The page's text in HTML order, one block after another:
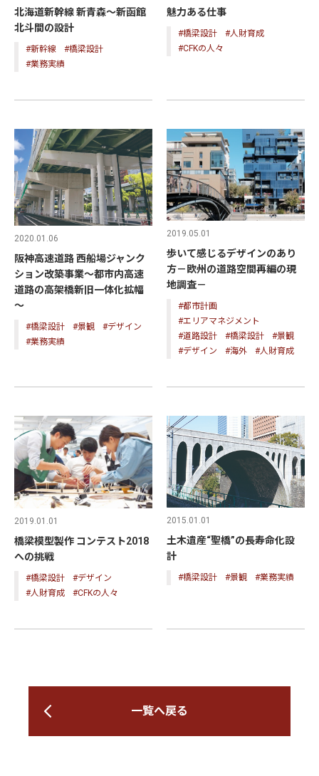
北海道新幹線 新青森～新函館
北斗間の設計
#新幹線
#橋梁設計
#業務実績
魅力ある仕事
#橋梁設計
#人財育成
#CFKの人々
2020.01.06
阪神高速道路 西船場ジャンク
ション改築事業～都市内高速
道路の高架橋新旧一体化拡幅
～
#橋梁設計 #景観
#デザイン
#業務実績
2019.05.01
歩いて感じるデザインのあり
方－欧州の道路空間再編の現
地調査－
#都市計画
#エリアマネジメント
#道路設計
#橋梁設計
#景観
#デザイン
#海外 #人財育成
2019.01.01
橋梁模型製作 コンテスト2018
への挑戦
#橋梁設計
#デザイン
#人財育成
#CFKの人々
2015.01.01
土木遺産“聖橋”の長寿命化設
計
#橋梁設計 #景観 #業務実績
一覧へ戻る